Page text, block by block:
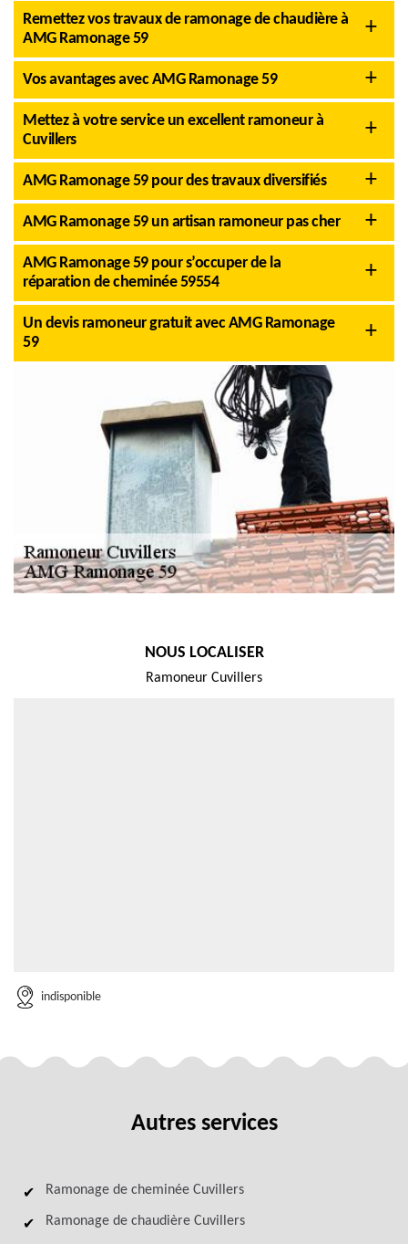
Remettez vos travaux de ramonage de chaudière à
AMG Ramonage 59
Vos avantages avec AMG Ramonage 59
Mettez à votre service un excellent ramoneur à
Cuvillers
AMG Ramonage 59 pour des travaux diversifiés
AMG Ramonage 59 un artisan ramoneur pas cher
AMG Ramonage 59 pour s’occuper de la
réparation de cheminée 59554
Un devis ramoneur gratuit avec AMG Ramonage
59
NOUS LOCALISER
Ramoneur Cuvillers
indisponible
Autres services
Ramonage de cheminée Cuvillers
Ramonage de chaudière Cuvillers